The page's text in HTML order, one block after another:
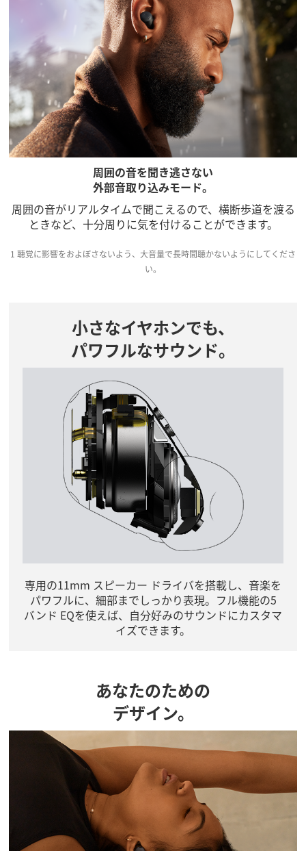
周囲の音を聞き逃さない
外部音取り込みモード。
周囲の音がリアルタイムで聞こえるので、横断歩道を渡る
ときなど、十分周りに気を付けることができます。
1 聴覚に影響をおよぼさないよう、大音量で長時間聴かないようにしてくださ
い。
専用の11mm スピーカー ドライバを搭載し、音楽を
パワフルに、細部までしっかり表現。フル機能の5
バンド EQを使えば、自分好みのサウンドにカスタマ
イズできます。
小さなイヤホンでも、
パワフルなサウンド。
あなたのための
デザイン。